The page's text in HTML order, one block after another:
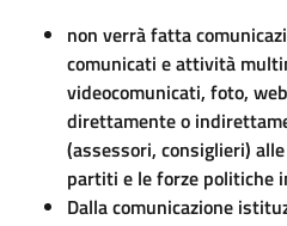
non verrà fatta
comunicati e attività
videocomunicati, foto,
direttamente o
(assessori, consiglieri)
partiti e le forze politiche
Dalla comunicazione